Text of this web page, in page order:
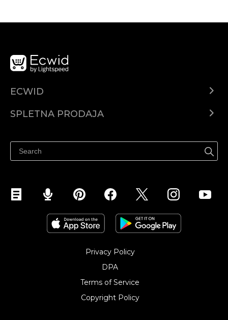
ECWID
SPLETNA PRODAJA
Prodaja na Instagramu
Privacy Policy
DPA
Terms of Service
Copyright Policy‎